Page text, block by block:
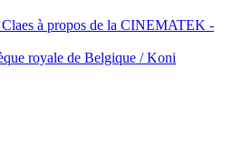
à propos de la CINEMATEK -
royale de Belgique / Koni